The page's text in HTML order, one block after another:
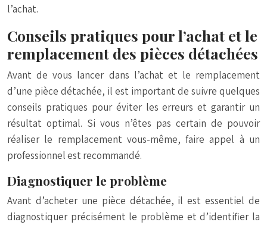
l’achat.
Conseils pratiques pour l’achat et le
remplacement des pièces détachées
Avant de vous lancer dans l’achat et le remplacement
d’une pièce détachée, il est important de suivre quelques
conseils pratiques pour éviter les erreurs et garantir un
résultat optimal. Si vous n’êtes pas certain de pouvoir
réaliser le remplacement vous-même, faire appel à un
professionnel est recommandé.
Diagnostiquer le problème
Avant d’acheter une pièce détachée, il est essentiel de
diagnostiquer précisément le problème et d’identifier la